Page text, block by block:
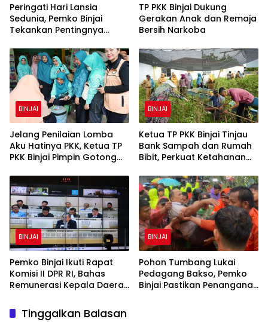
Peringati Hari Lansia
Sedunia, Pemko Binjai
Tekankan Pentingnya
Perhatian kepada Lansia
TP PKK Binjai Dukung
Gerakan Anak dan Remaja
Bersih Narkoba
BINJAI
Jelang Penilaian Lomba
Aku Hatinya PKK, Ketua TP
PKK Binjai Pimpin Gotong
Bibit
BINJAI
Ketua TP PKK Binjai Tinjau
Bank Sampah dan Rumah
Bibit, Perkuat Ketahanan
BINJAI
Pemko Binjai Ikuti Rapat
Komisi II DPR RI, Bahas
Remunerasi Kepala Daerah
BINJAI
Pohon Tumbang Lukai
Pedagang Bakso, Pemko
Binjai Pastikan Penanganan
Tinggalkan Balasan